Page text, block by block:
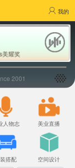
我的
耀奖2026首批权威专家
2001
人物志 美业直播
搭配 空间设计